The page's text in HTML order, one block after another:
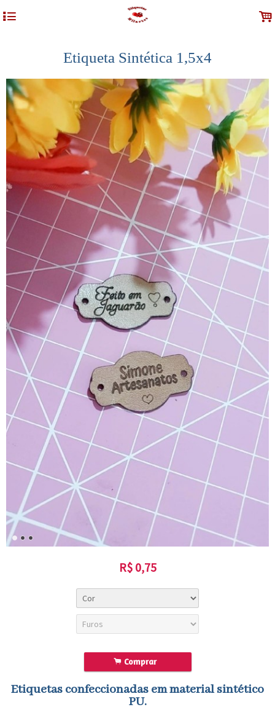
4 .
Etiqueta Sintética 1,5x4
R$ 0,75
. Comprar
Etiquetas confeccionadas em material sintético
PU.